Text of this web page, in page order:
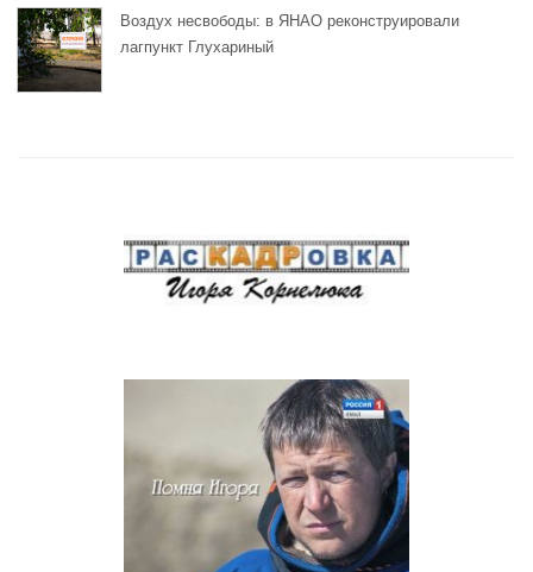
Воздух несвободы: в ЯНАО реконструировали
лагпункт Глухариный